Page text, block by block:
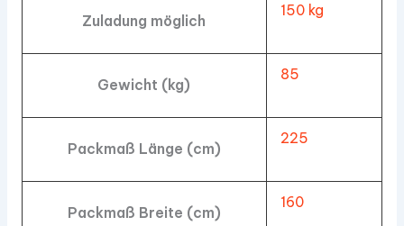
Zuladung möglich
150 kg
Gewicht (kg)
85
Packmaß Länge (cm)
225
Packmaß Breite (cm)
160